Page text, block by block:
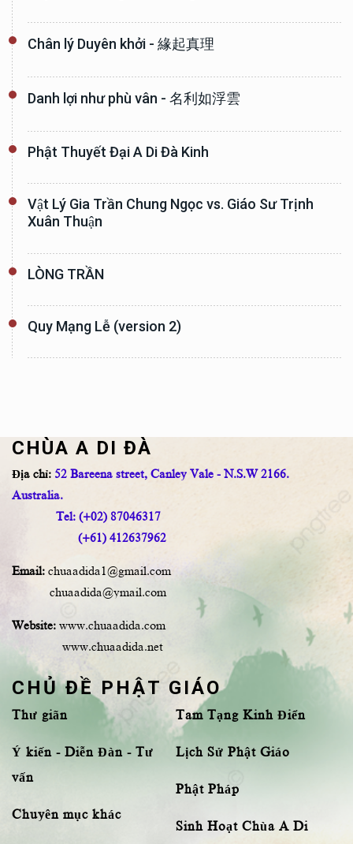
Chân lý Duyên khởi - 緣起真理
Danh lợi như phù vân - 名利如浮雲
Phật Thuyết Đại A Di Đà Kinh
Vật Lý Gia Trần Chung Ngọc vs. Giáo Sư Trịnh
Xuân Thuận
LÒNG TRẦN
Quy Mạng Lễ (version 2)
CHÙA A DI ĐÀ
Địa chỉ: 52 Bareena street, Canley Vale - N.S.W 2166.
Australia.
Tel: (+02) 87046317
(+61) 412637962
Email: chuaadida1@gmail.com
chuaadida@ymail.com
Website: www.chuaadida.com
www.chuaadida.net
CHỦ ĐỀ PHẬT GIÁO
Thư giãn
Ý kiến - Diễn Đàn - Tư
vấn
Chuyên mục khác
Tam Tạng Kinh Điển
Lịch Sử Phật Giáo
Phật Pháp
Sinh Hoạt Chùa A Di